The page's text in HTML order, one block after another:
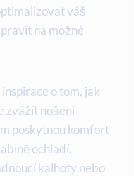
váš
na možné
o tom, jak
zvážit nošení
poskytnou komfort
ochladí.
kalhoty nebo